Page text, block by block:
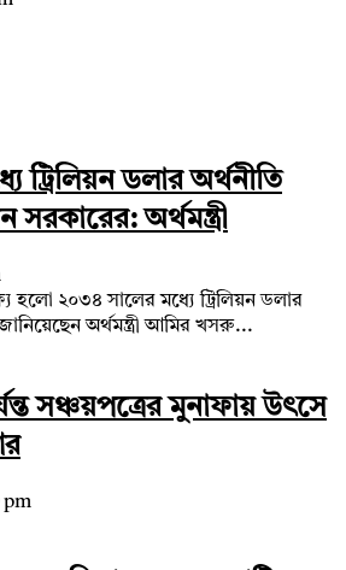
ট্রিলিয়ন ডলার অর্থনীতি
সরকারের: অর্থমন্ত্রী
হলো ২০৩৪ সালের মধ্যে ট্রিলিয়ন ডলার
অর্থমন্ত্রী আমির খসরু...
সঞ্চয়পত্রের মুনাফায় উৎসে
pm